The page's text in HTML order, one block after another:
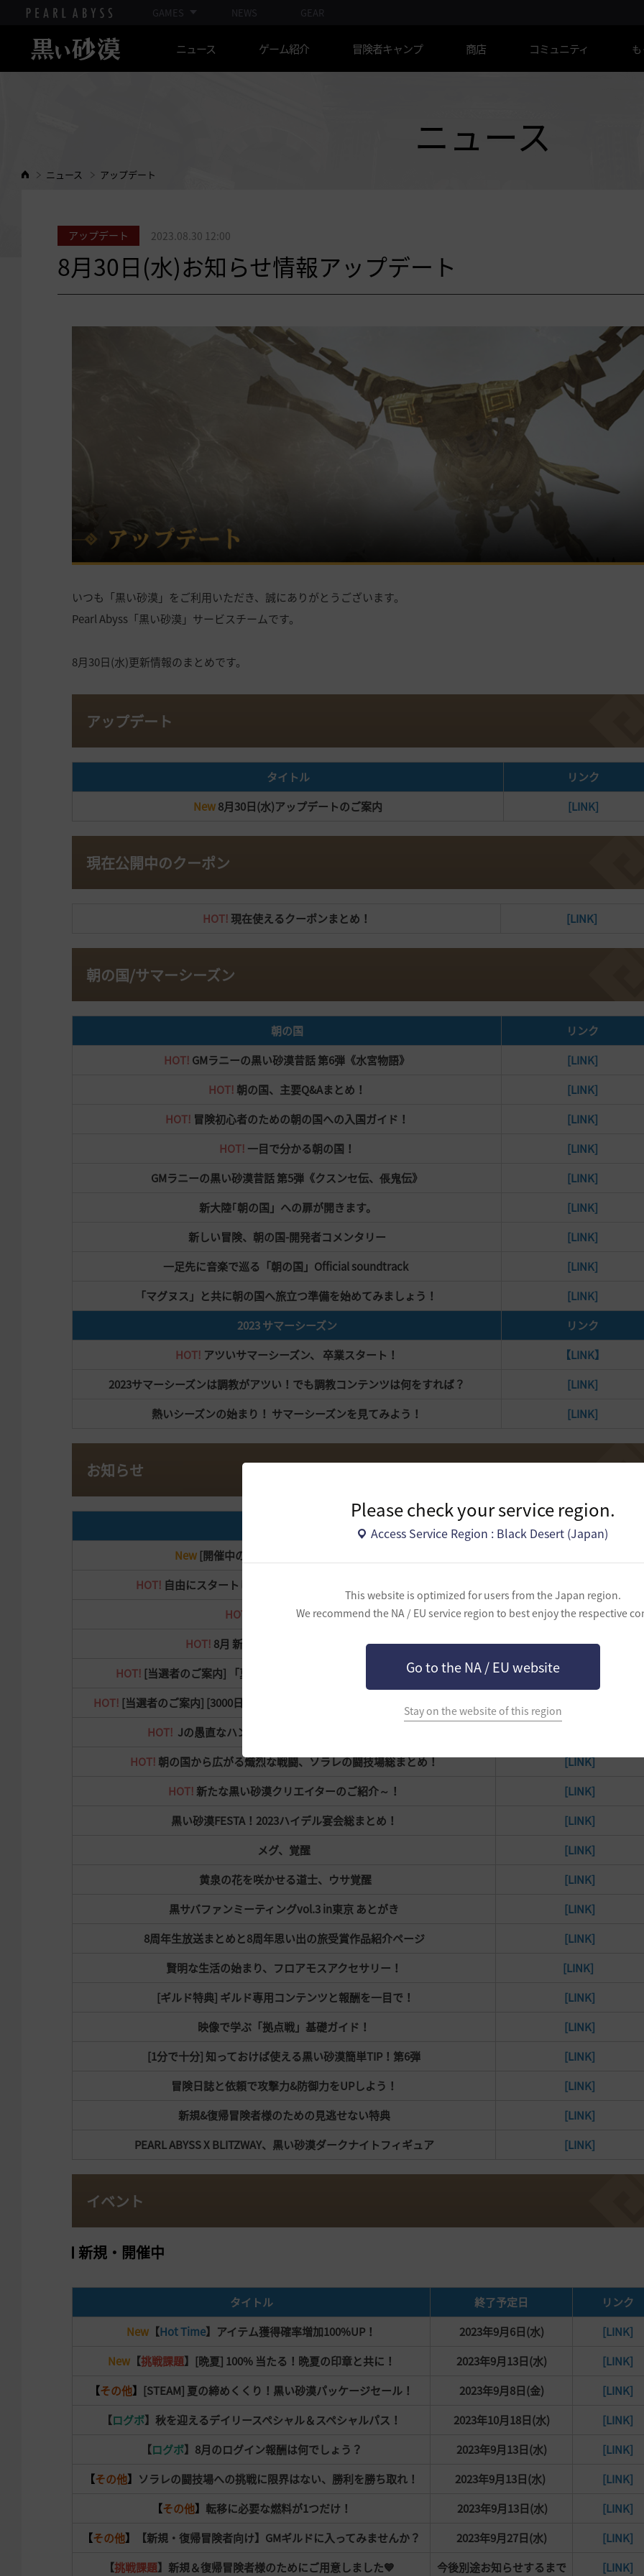
GAMES NEWS GEAR
Please check your service region.
Access Service Region : Black Desert (Japan)
This website is optimized for users from the Japan region.
We recommend the NA / EU service region to best enjoy the respective
Go to the NA / EU website
Stay on the website of this region
ニュース ゲーム紹介 冒険者キャンプ 商店 コミュニティ
ニュース
ニュース アップデート
アップデート 2023.08.30 12:00
8月30日(水)お知らせ情報アップデート
いつも「黒い砂漠」をご利用いただき、誠にありがとうございます。
Pearl Abyss「黒い砂漠」サービスチームです。
8月30日(水)更新情報のまとめです。
アップデート
タイトル
リンク
New8月30日(水)アップデートのご案内 [LINK]
現在公開中のクーポン
HOT!現在使えるクーポンまとめ！ [LINK]
朝の国/サマーシーズン
朝の国
リンク
HOT! GMラニーの黒い砂漠昔話 第6弾《水宮物語》
[LINK]
HOT! 朝の国、主要Q&Aまとめ！
[LINK]
HOT! 冒険初心者のための朝の国への入国ガイド！
[LINK]
HOT! 一目で分かる朝の国！
[LINK]
GMラニーの黒い砂漠昔話 第5弾《クスンセ伝、倀鬼伝》
[LINK]
新大陸｢朝の国」への扉が開きます。
[LINK]
新しい冒険、朝の国-開発者コメンタリー
[LINK]
一足先に音楽で巡る「朝の国」Official soundtrack
[LINK]
「マグヌス」と共に朝の国へ旅立つ準備を始めてみましょう！
[LINK]
2023 サマーシーズン
リンク
HOT! アツいサマーシーズン、 卒業スタート！
【LINK】
2023サマーシーズンは調教がアツい！でも調教コンテンツは何をすれば？
[LINK]
熱いシーズンの始まり！ サマーシーズンを見てみよう！
[LINK]
お知らせ
リンク
New[開催中のイベント] 今週のイベントは？
HOT! 自由にスタートして卒業する「新シーズン」プレビュー
HOT!
月刊SABAKU7月号
[LINK]
HOT! 8月 新たな砂漠研究生のご紹介～！
[LINK]
HOT! [当選者のご案内] 「夏よりアツい黒サバデー！」当選者のご案内
HOT! [当選者のご案内] [3000日！] 思い出日記＆スクリーンショットイベント！
HOT! Jの愚直なハンマー及びイベント期間延長のご案内
HOT! 朝の国から広がる熾烈な戦闘、ソラレの闘技場総まとめ！
[LINK]
HOT!新たな黒い砂漠クリエイターのご紹介～！
[LINK]
黒い砂漠FESTA！2023ハイデル宴会総まとめ！
[LINK]
メグ、覚醒
[LINK]
黄泉の花を咲かせる道士、ウサ覚醒
[LINK]
黒サバファンミーティングvol.3 in東京 あとがき
[LINK]
8周年生放送まとめと8周年思い出の旅受賞作品紹介ページ
[LINK]
賢明な生活の始まり、フロアモスアクセサリー！
[LINK]
[ギルド特典] ギルド専用コンテンツと報酬を一目で！
[LINK]
映像で学ぶ「拠点戦」基礎ガイド！
[LINK]
[1分で十分] 知っておけば使える黒い砂漠簡単TIP！第6弾
[LINK]
冒険日誌と依頼で攻撃力&防御力をUPしよう！
[LINK]
新規&復帰冒険者様のための見逃せない特典
[LINK]
PEARL ABYSS X BLITZWAY、黒い砂漠ダークナイトフィギュア
[LINK]
イベント
新規・開催中
タイトル 終了予定日
リンク
New 【Hot Time】 アイテム獲得確率増加100%UP！ 2023年9月6日(水)
[LINK]
New【挑戦課題】 [晩夏] 100% 当たる！晩夏の印章と共に！ 2023年9月13日(水)
[LINK]
【その他】 [STEAM] 夏の締めくくり！黒い砂漠パッケージセール！ 2023年9月8日(金)
[LINK]
【ログボ】 秋を迎えるデイリースペシャル＆スペシャルパス！ 2023年10月18日(水)
[LINK]
【ログボ】8月のログイン報酬は何でしょう？ 2023年9月13日(水)
[LINK]
【その他】 ソラレの闘技場への挑戦に限界はない、勝利を勝ち取れ！ 2023年9月13日(水)
[LINK]
【その他】 転移に必要な燃料が1つだけ！ 2023年9月13日(水)
[LINK]
【その他】 【新規・復帰冒険者向け】GMギルドに入ってみませんか？ 2023年9月27日(水)
[LINK]
【挑戦課題】新規＆復帰冒険者様のためにご用意しました💙 今後別途お知らせするまで [LINK]